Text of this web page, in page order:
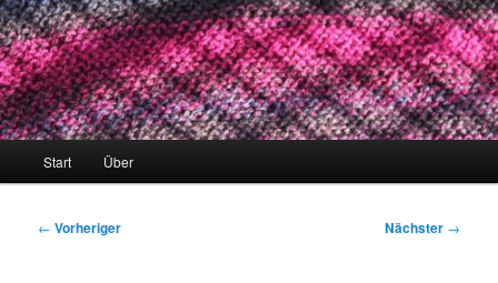
Start Über
Beitragsnavigation
← Vorheriger Nächster →